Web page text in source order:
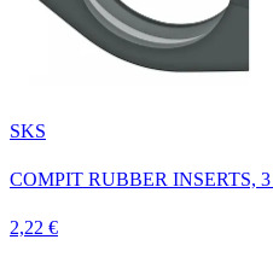
SKS
COMPIT RUBBER INSERTS,
2,22 €